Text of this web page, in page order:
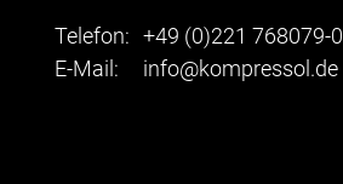
Telefon: +49 (0)221 768079-0
E-Mail:
info@kompressol.de